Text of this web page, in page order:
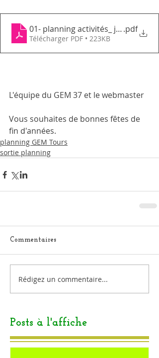
01- planning activités_ janvier
.pdf
Télécharger PDF • 223KB
L'équipe du GEM 37 et le webmaster
Vous souhaites de bonnes fêtes de
fin d'années.
planning GEM Tours
sortie planning
Commentaires
Rédigez un commentaire...
Posts à l'affiche